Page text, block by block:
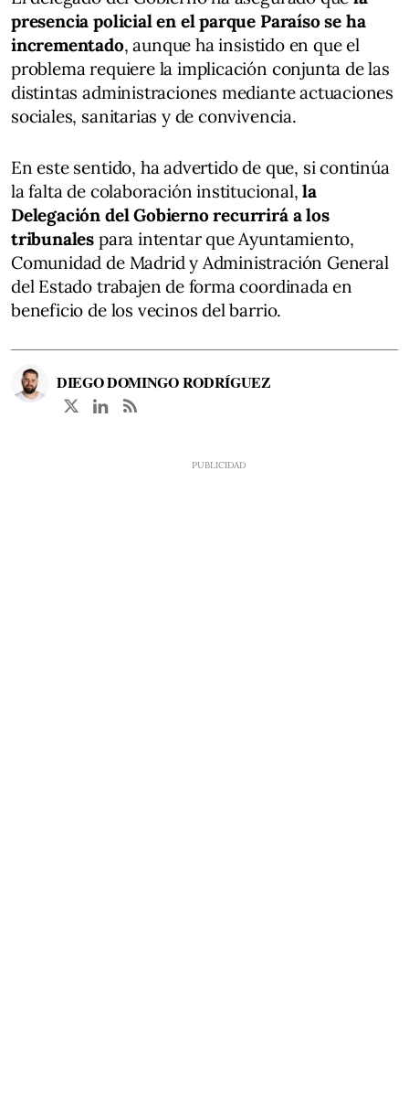
presencia policial en el parque Paraíso se ha
incrementado, aunque ha insistido en que el
problema requiere la implicación conjunta de las
distintas administraciones mediante actuaciones
sociales, sanitarias y de convivencia.
En este sentido, ha advertido de que, si continúa
la falta de colaboración institucional,la
Delegación del Gobierno recurrirá a los
tribunales para intentar que Ayuntamiento,
Comunidad de Madrid y Administración General
del Estado trabajen de forma coordinada en
beneficio de los vecinos del barrio.
DIEGO DOMINGO RODRÍGUEZ